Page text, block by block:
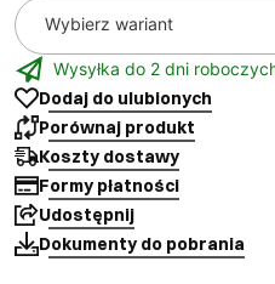
Wybierz wariant
Wysyłka do 2 dni
Dodaj do ulubionych
Porównaj produkt
Koszty dostawy
Formy płatności
Udostępnij
Dokumenty do pobrania